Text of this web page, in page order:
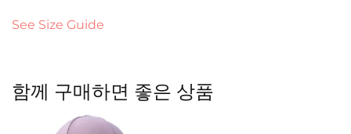
See Size Guide
함께 구매하면 좋은 상품